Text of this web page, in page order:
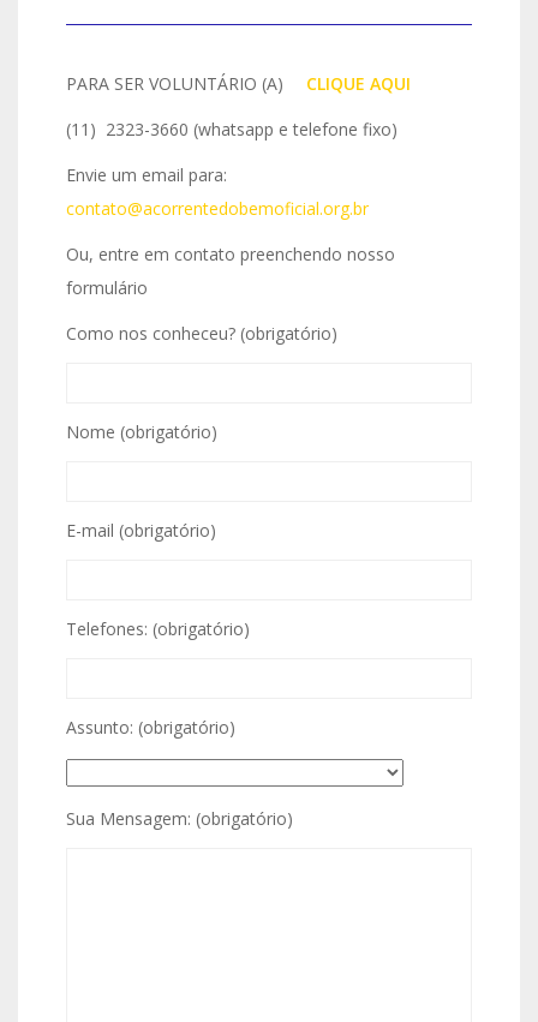
PARA SER VOLUNTÁRIO (A)
CLIQUE AQUI
(11) 2323-3660 (whatsapp e telefone fixo)
Envie um email para:
contato@acorrentedobemoficial.org.br
Ou, entre em contato preenchendo nosso
formulário
Como nos conheceu? (obrigatório)
Nome (obrigatório)
E-mail (obrigatório)
Telefones: (obrigatório)
Assunto: (obrigatório)
Sua Mensagem: (obrigatório)